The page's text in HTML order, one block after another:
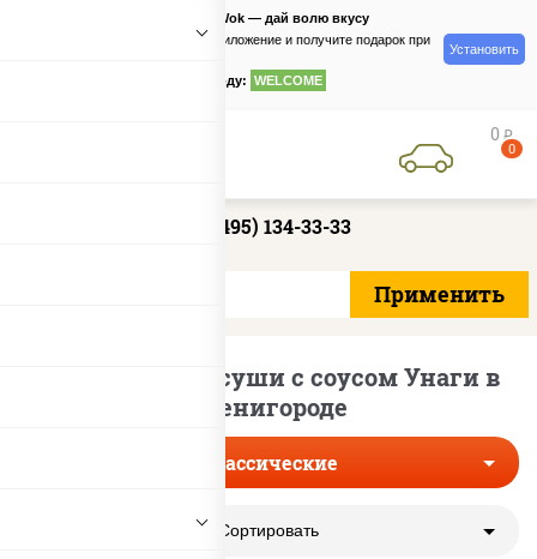
PizzaSushiWok — дай волю вкусу
Скачайте приложение и получите подарок при
по промокоду: WELCOME
Установить
0 руб
0
+7 (495) 134-33-33
Классические суши с соусом Унаги в
Звенигороде
Классические
Сортировать